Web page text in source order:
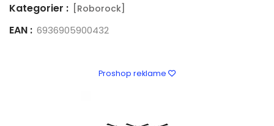
Kategorier : [Roborock]
EAN : 6936905900432
Proshop reklame